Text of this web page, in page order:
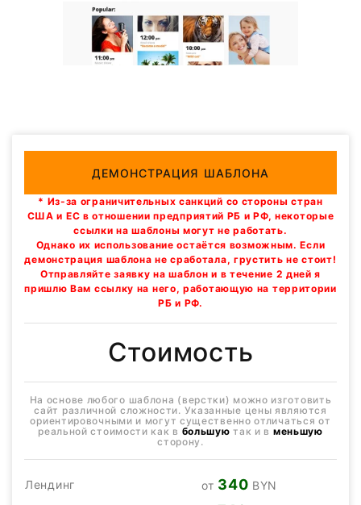
ДЕМОНСТРАЦИЯ ШАБЛОНА
* Из-за ограничительных санкций со стороны стран
США и ЕС в отношении предприятий РБ и РФ, некоторые
ссылки на шаблоны могут не работать.
Однако их использование остаётся возможным. Если
демонстрация шаблона не сработала, грустить не стоит!
Отправляйте заявку на шаблон и в течение 2 дней я
пришлю Вам ссылку на него, работающую на территории
РБ и РФ.
Стоимость
На основе любого шаблона (верстки) можно изготовить
сайт различной сложности. Указанные цены являются
ориентировочными и могут существенно отличаться от
реальной стоимости как в большую так и в меньшую
сторону.
Лендинг от 340 BYN